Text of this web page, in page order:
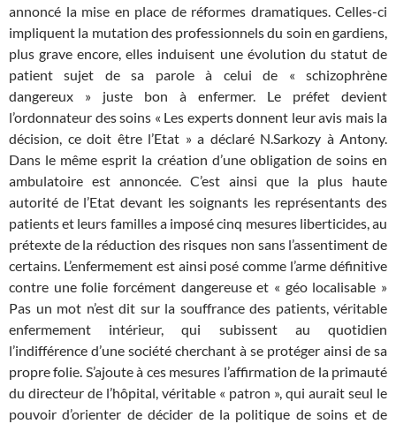
annoncé la mise en place de réformes dramatiques. Celles-ci
impliquent la mutation des professionnels du soin en gardiens,
plus grave encore, elles induisent une évolution du statut de
patient sujet de sa parole à celui de « schizophrène
dangereux » juste bon à enfermer. Le préfet devient
l’ordonnateur des soins « Les experts donnent leur avis mais la
décision, ce doit être l’Etat » a déclaré N.Sarkozy à Antony.
Dans le même esprit la création d’une obligation de soins en
ambulatoire est annoncée. C’est ainsi que la plus haute
autorité de l’Etat devant les soignants les représentants des
patients et leurs familles a imposé cinq mesures liberticides, au
prétexte de la réduction des risques non sans l’assentiment de
certains. L’enfermement est ainsi posé comme l’arme définitive
contre une folie forcément dangereuse et « géo localisable »
Pas un mot n’est dit sur la souffrance des patients, véritable
enfermement intérieur, qui subissent au quotidien
l’indifférence d’une société cherchant à se protéger ainsi de sa
propre folie. S’ajoute à ces mesures l’affirmation de la primauté
du directeur de l’hôpital, véritable « patron », qui aurait seul le
pouvoir d’orienter de décider de la politique de soins et de